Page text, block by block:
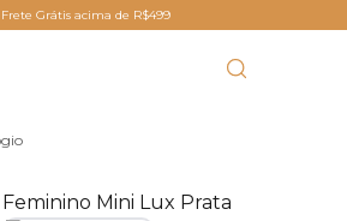
Frete Grátis acima de R$499